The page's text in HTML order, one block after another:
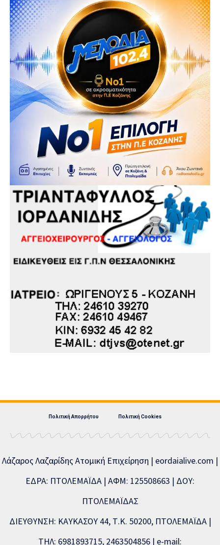
Πολιτική Απορρήτου Πολιτική Cookies
Λάζαρος Λαζαρίδης Ατομική Επιχείρηση | eordaialive.com |
ΕΔΡΑ: ΠΤΟΛΕΜΑΪΔΑ | ΑΦΜ: 125508663 | ΔΟΥ:
ΠΤΟΛΕΜΑΪΔΑΣ
ΔΙΕΥΘΥΝΣΗ: ΚΑΥΚΑΣΟΥ 44, Τ.Κ. 50200, ΠΤΟΛΕΜΑΪΔΑ |
ΤΗΛ: 6981893715, 2463504856 | e-mail: